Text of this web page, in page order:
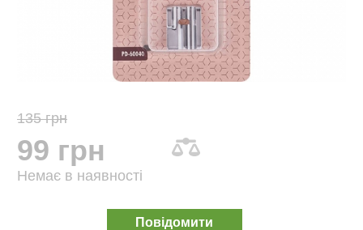
135 грн
99 грн
Немає в наявності
Повідомити